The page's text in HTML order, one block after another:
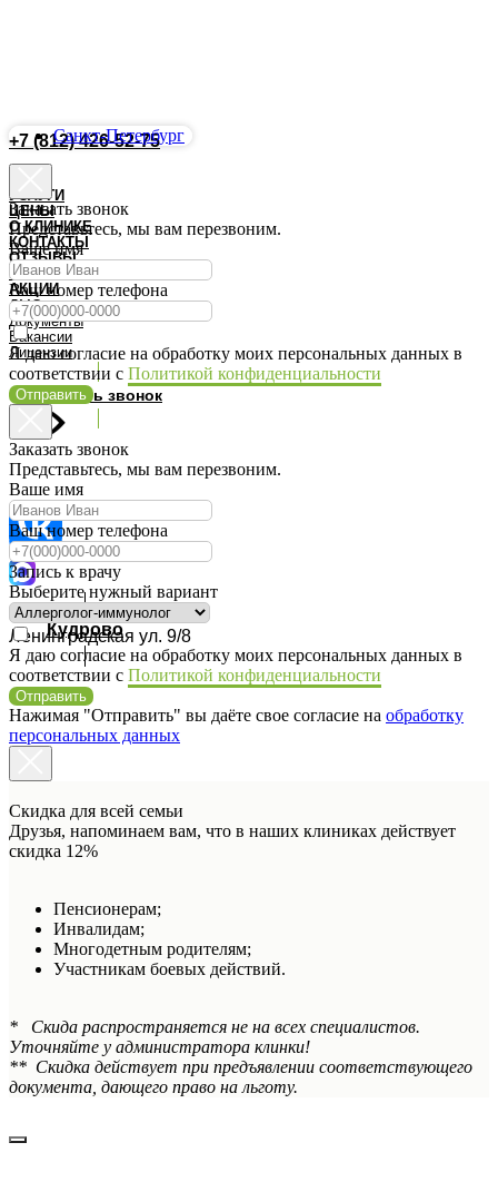
+7 (812) 426-52-75
Запись Онлайн
УСЛУГИ
ЦЕНЫ
О КЛИНИКЕ
КОНТАКТЫ
ОТЗЫВЫ
ВРАЧИ
АКЦИИ
ДМС
Документы
Вакансии
Лицензии
Заказать звонок
Кудрово
Ленинградская ул. 9/8
Санкт-Петербург
Заказать звонок
Представьтесь, мы вам перезвоним.
Ваше имя
Ваш номер телефона
Я даю согласие на обработку моих персональных данных в
соответствии с Политикой конфиденциальности
Отправить
Заказать звонок
Представьтесь, мы вам перезвоним.
Ваше имя
Ваш номер телефона
Запись к врачу
Выберите нужный вариант
Я даю согласие на обработку моих персональных данных в
соответствии с Политикой конфиденциальности
Отправить
Нажимая "Отправить" вы даёте свое согласие на обработку
персональных данных
Скидка для всей семьи
Друзья, напоминаем вам, что в наших клиниках действует
скидка 12%
Пенсионерам;
Инвалидам;
Многодетным родителям;
Участникам боевых действий.
* Скида распространяется не на всех специалистов.
Уточняйте у администратора клинки!
** Скидка действует при предъявлении соответствующего
документа, дающего право на льготу.